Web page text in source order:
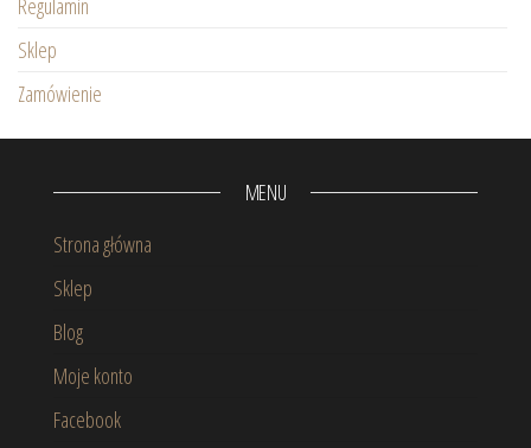
Regulamin
Sklep
Zamówienie
MENU
Strona główna
Sklep
Blog
Moje konto
Facebook